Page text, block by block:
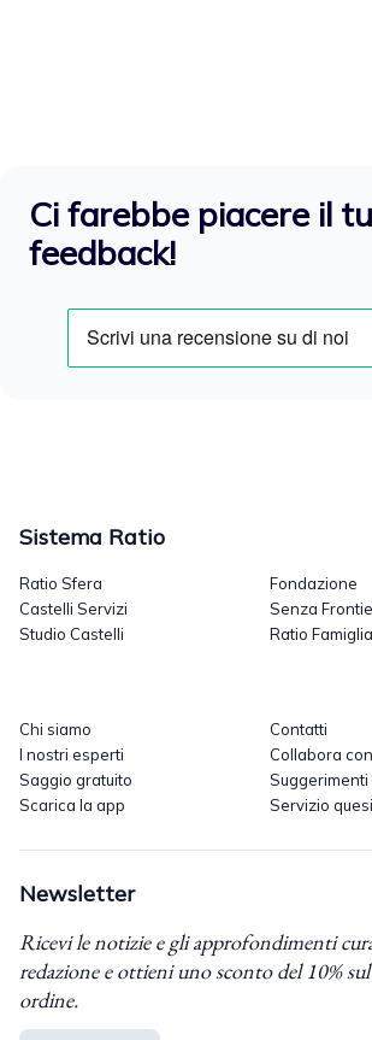
Ci farebbe piacere il
feedback!
Sistema Ratio
Ratio Sfera
Castelli Servizi
Studio Castelli
Fondazione
Senza
Ratio Famiglia
Chi siamo
I nostri esperti
Saggio gratuito
Scarica la app
Contatti
Collabora
Suggerimenti
Servizio
Newsletter
Ricevi le notizie e gli approfondimenti
redazione e ottieni uno sconto del 10%
ordine.